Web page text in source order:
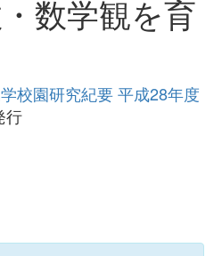
数学観を育
校園研究紀要 平成28年度
行